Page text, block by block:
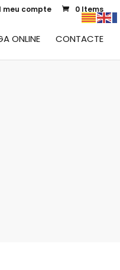
meu compte 0 Items
ONLINE CONTACTE